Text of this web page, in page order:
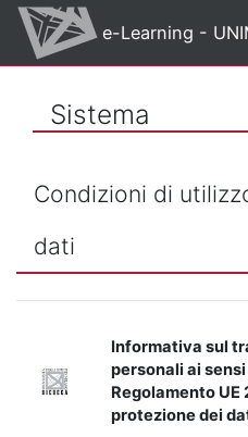
Vai al contenuto principale
e-Learning -
Sistema
Condizioni di
dati
Informativa sul
personali ai sensi
Regolamento
protezione dei